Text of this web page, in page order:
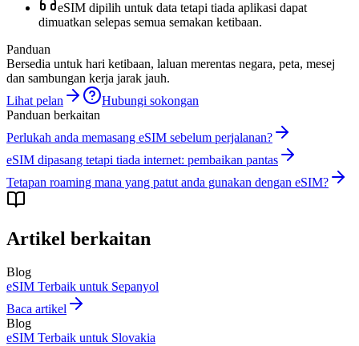
eSIM dipilih untuk data tetapi tiada aplikasi dapat
dimuatkan selepas semua semakan ketibaan.
Panduan
Bersedia untuk hari ketibaan, laluan merentas negara, peta, mesej
dan sambungan kerja jarak jauh.
Lihat pelan
Hubungi sokongan
Panduan berkaitan
Perlukah anda memasang eSIM sebelum perjalanan?
eSIM dipasang tetapi tiada internet: pembaikan pantas
Tetapan roaming mana yang patut anda gunakan dengan eSIM?
Artikel berkaitan
Blog
eSIM Terbaik untuk Sepanyol
Baca artikel
Blog
eSIM Terbaik untuk Slovakia